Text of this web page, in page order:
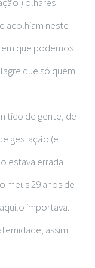
acolhiam neste
que podemos
que só quem
tico de gente, de
gestação (e
estava errada
meus 29 anos de
importava.
assim